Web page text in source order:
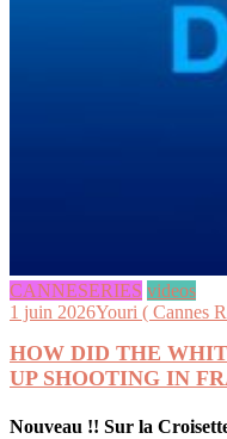
CANNESERIES videos
1 juin 2026Youri ( Cannes
HOW DID THE
UP SHOOTING IN
Nouveau !! Sur la